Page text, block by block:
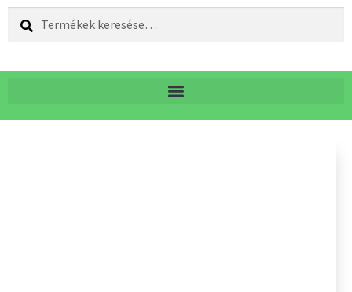
Keresés